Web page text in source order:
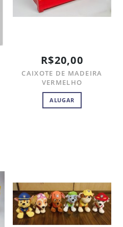
R$20,00
CAIXOTE DE MADEIRA
VERMELHO
ALUGAR